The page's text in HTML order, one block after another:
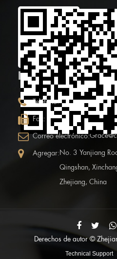
Escanea
QR móvil
INFORMACIÓN DE
Teléfono: +86 (0)575
Fax: +86 (0)575-
Correo electrónico:
Agregar:No. 3 Yanjiang
Qingshan,
Zhejiang, China
Derechos de autor ©
Technical Support